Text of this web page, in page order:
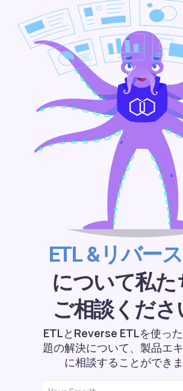
ETL &リバー
について私た
ご相談くださ
ETLとReverse ETLを使っ
題の解決について、製品エ
に相談することができま